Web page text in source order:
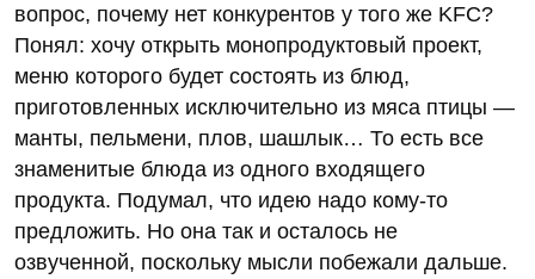
вопрос, почему нет конкурентов у того же KFC?
Понял: хочу открыть монопродуктовый проект,
меню которого будет состоять из блюд,
приготовленных исключительно из мяса птицы —
манты, пельмени, плов, шашлык… То есть все
знаменитые блюда из одного входящего
продукта. Подумал, что идею надо кому-то
предложить. Но она так и осталось не
озвученной, поскольку мысли побежали дальше.